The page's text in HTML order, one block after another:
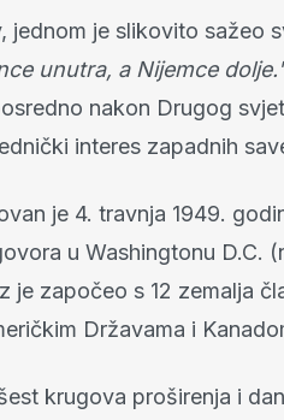
jednom je slikovito sažeo
unutra, a Nijemce
nakon Drugog
interes zapadnih
je 4. travnja 1949.
u Washingtonu D.C.
započeo s 12 zemalja
Državama i
krugova proširenja i